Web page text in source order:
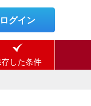
ログイン
した条件